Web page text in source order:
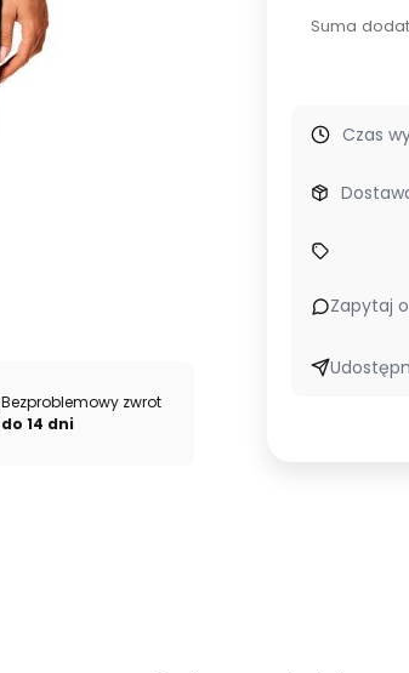
Bezproblemowy zwrot
do 14 dni
Suma
Czas
Zapytaj